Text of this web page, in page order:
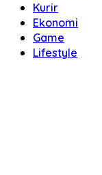
Kurir
Ekonomi
Game
Lifestyle